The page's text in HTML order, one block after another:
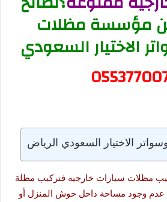
مؤسسة مظلات
الاختيار السعودي
الاختيار السعودي الرياض
مظلات سيارات خارجيه فتركيب مظلة
عدم وجود مساحة داخل حوش المنزل أو